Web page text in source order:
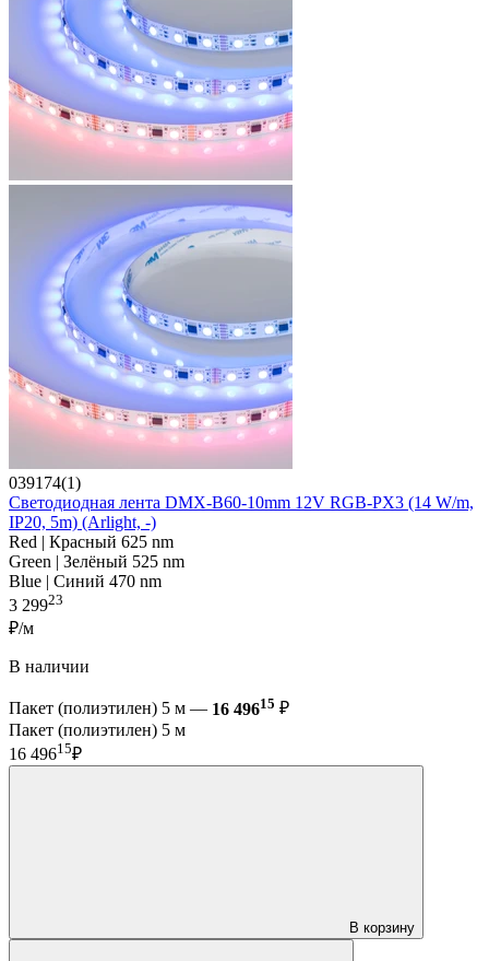
039174(1)
Светодиодная лента DMX-B60-10mm 12V RGB-PX3 (14 W/m,
IP20, 5m) (Arlight, -)
Red | Красный 625 nm
Green | Зелёный 525 nm
Blue | Синий 470 nm
3 29923
₽/м
В наличии
Пакет (полиэтилен) 5 м — 16 49615 ₽
Пакет (полиэтилен) 5 м
16 49615₽
В корзину